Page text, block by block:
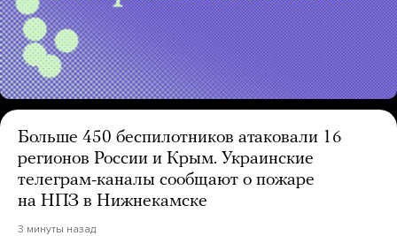
Больше 450 беспилотников атаковали 16
регионов России и Крым. Украинские
телеграм-каналы сообщают о пожаре
на НПЗ в Нижнекамске
3 минуты назад